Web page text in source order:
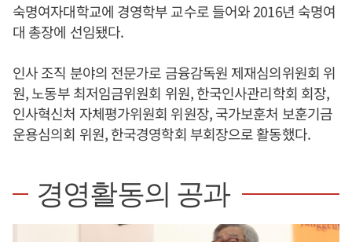
숙명여자대학교에 경영학부 교수로 들어와 2016년 숙명여
대 총장에 선임됐다.
인사 조직 분야의 전문가로 금융감독원 제재심의위원회 위
원, 노동부 최저임금위원회 위원, 한국인사관리학회 회장,
인사혁신처 자체평가위원회 위원장, 국가보훈처 보훈기금
운용심의회 위원, 한국경영학회 부회장으로 활동했다.
경영활동의 공과